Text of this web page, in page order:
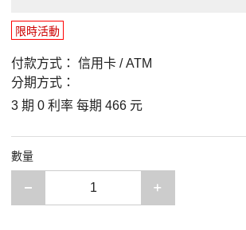
限時活動
付款方式：
信用卡 / ATM
分期方式：
3 期 0 利率 每期 466 元
數量
減少一項